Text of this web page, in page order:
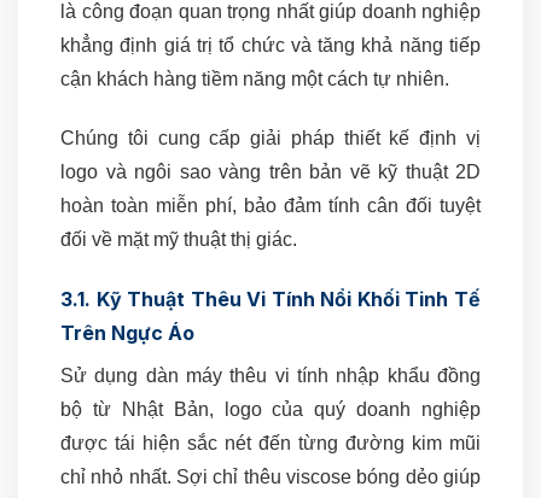
là công đoạn quan trọng nhất giúp doanh nghiệp
khẳng định giá trị tổ chức và tăng khả năng tiếp
cận khách hàng tiềm năng một cách tự nhiên.
Chúng tôi cung cấp giải pháp thiết kế định vị
logo và ngôi sao vàng trên bản vẽ kỹ thuật 2D
hoàn toàn miễn phí, bảo đảm tính cân đối tuyệt
đối về mặt mỹ thuật thị giác.
3.1. Kỹ Thuật Thêu Vi Tính Nổi Khối Tinh Tế
Trên Ngực Áo
Sử dụng dàn máy thêu vi tính nhập khẩu đồng
bộ từ Nhật Bản, logo của quý doanh nghiệp
được tái hiện sắc nét đến từng đường kim mũi
chỉ nhỏ nhất. Sợi chỉ thêu viscose bóng dẻo giúp